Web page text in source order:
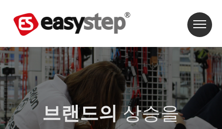
브랜드의상승을